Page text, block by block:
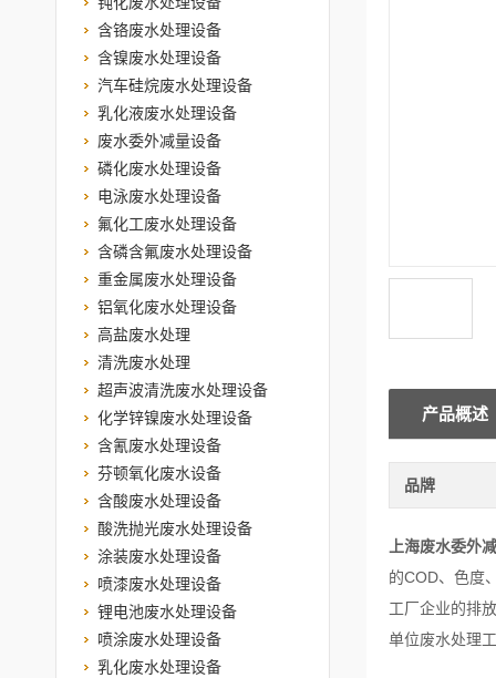
含铬废水处理设备
含镍废水处理设备
汽车硅烷废水处理设备
乳化液废水处理设备
废水委外减量设备
磷化废水处理设备
电泳废水处理设备
氟化工废水处理设备
含磷含氟废水处理设备
重金属废水处理设备
铝氧化废水处理设备
高盐废水处理
清洗废水处理
超声波清洗废水处理设备
化学锌镍废水处理设备
含氰废水处理设备
芬顿氧化废水设备
含酸废水处理设备
酸洗抛光废水处理设备
涂装废水处理设备
喷漆废水处理设备
锂电池废水处理设备
喷涂废水处理设备
乳化废水处理设备
产品概述
品牌
上海废水委外
的COD、色度
工厂企业的排
单位废水处